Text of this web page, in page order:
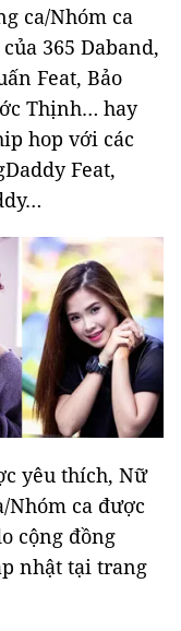
ca/Nhóm ca
365 Daband,
Feat, Bảo
Thịnh… hay
hop với các
Feat,
yêu thích, Nữ
Nhóm ca được
cộng đồng
nhật tại trang